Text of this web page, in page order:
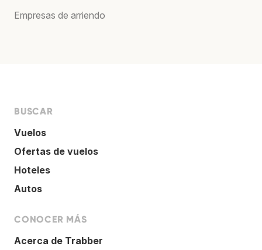
Empresas de arriendo
BUSCAR
Vuelos
Ofertas de vuelos
Hoteles
Autos
CONOCER MÁS
Acerca de Trabber